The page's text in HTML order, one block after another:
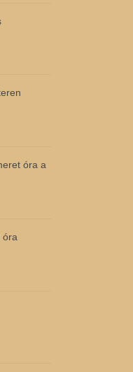
óra a
óra